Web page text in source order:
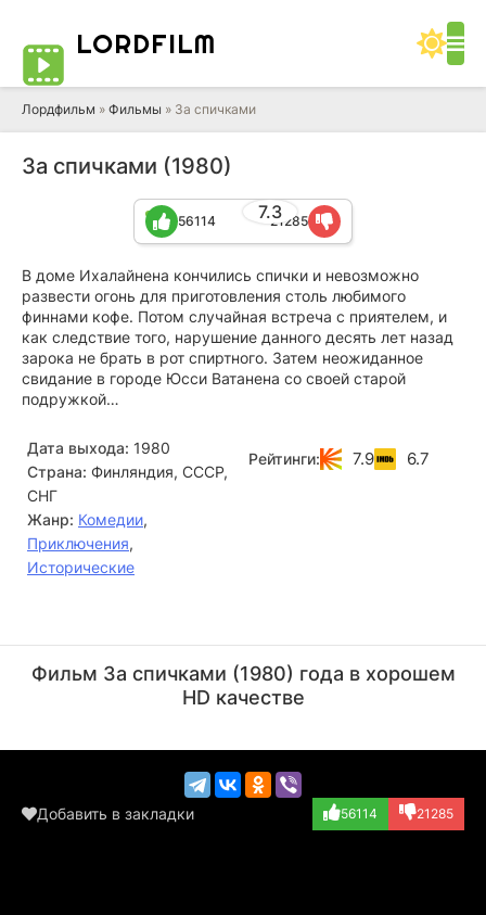
LORDFILM
Лордфильм » Фильмы » За спичками
За спичками (1980)
7.3
56114 21285
В доме Ихалайнена кончились спички и невозможно
развести огонь для приготовления столь любимого
финнами кофе. Потом случайная встреча с приятелем, и
как следствие того, нарушение данного десять лет назад
зарока не брать в рот спиртного. Затем неожиданное
свидание в городе Юсси Ватанена со своей старой
подружкой…
Дата выхода: 1980
Страна: Финляндия, СССР,
СНГ
Жанр: Комедии,
Приключения,
Исторические
Рейтинги: 7.9 6.7
(Тахво Кенонен)
(крестьянин)
Фильм За спичками (1980) года в хорошем
HD качестве
Добавить в закладки 56114 21285